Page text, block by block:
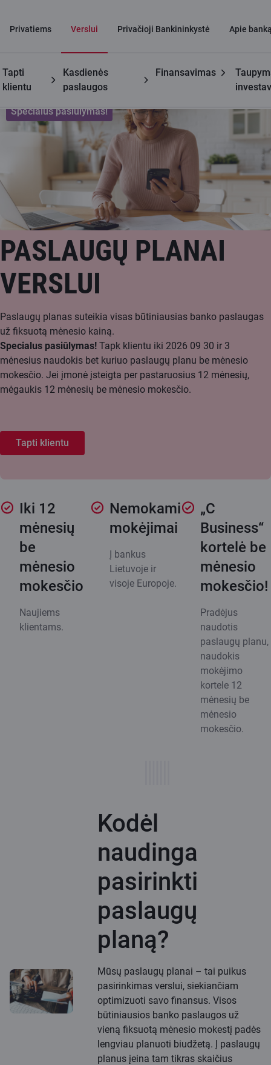
Privatiems Verslui Privačioji Bankininkystė Apie
Tapti
klientu
Kasdienės
paslaugos
Finansavimas
Verslui Paslaugų planai verslui
PASLAUGŲ PLANAI
VERSLUI
Paslaugų planas suteikia visas būtiniausias banko paslaugas
už fiksuotą mėnesio kainą.
Specialus pasiūlymas! Tapk klientu iki 2026 09 30 ir 3
mėnesius naudokis bet kuriuo paslaugų planu be mėnesio
mokesčio. Jei įmonė įsteigta per pastaruosius 12 mėnesių,
mėgaukis 12 mėnesių be mėnesio mokesčio.
Specialus pasiūlymas!
Tapti klientu
Iki 12
mėnesių
be
mėnesio
mokesčio
Naujiems
klientams.
Nemokami
mokėjimai
Į bankus
Lietuvoje ir
visoje Europoje.
„C
Business“
kortelė be
mėnesio
mokesčio!
Pradėjus
naudotis
paslaugų planu,
naudokis
mokėjimo
kortele 12
mėnesių be
mėnesio
mokesčio.
Kodėl
naudinga
pasirinkti
paslaugų
planą?
Mūsų paslaugų planai – tai puikus
pasirinkimas verslui, siekiančiam
optimizuoti savo finansus. Visos
būtiniausios banko paslaugos už
vieną fiksuotą mėnesio mokestį padės
lengviau planuoti biudžetą. Į paslaugų
planus įeina tam tikras skaičius